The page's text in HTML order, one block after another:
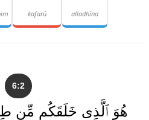
alladhīna
kafarū
6:2
هُوَ ٱلَّذِى خَلَقَكُم مِّن